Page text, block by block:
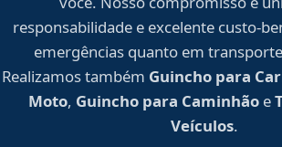
responsabilidade e excelente custo-
emergências quanto em
Realizamos também Guincho para
Moto, Guincho para Caminhãoe
Veículos.